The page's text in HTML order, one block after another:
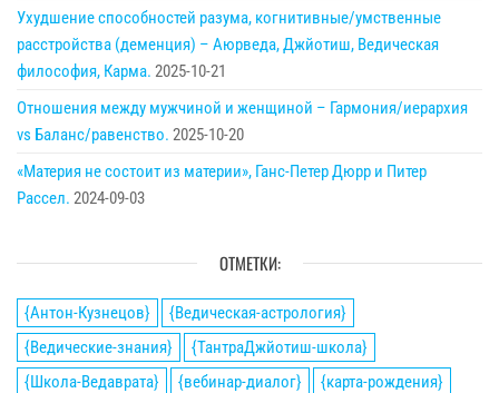
Ухудшение способностей разума, когнитивные/умственные
расстройства (деменция) – Аюрведа, Джйотиш, Ведическая
философия, Карма. 2025-10-21
Отношения между мужчиной и женщиной – Гармония/иерархия
vs Баланс/равенство. 2025-10-20
«Материя не состоит из материи», Ганс-Петер Дюрр и Питер
Рассел. 2024-09-03
ОТМЕТКИ:
{Антон-Кузнецов}
{Ведическая-астрология}
{Ведические-знания}
{ТантраДжйотиш-школа}
{Школа-Ведаврата}
{вебинар-диалог}
{карта-рождения}